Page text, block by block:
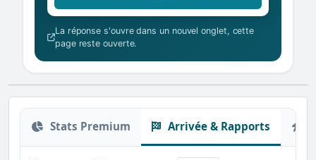
La réponse s'ouvre dans un nouvel onglet, cette
page reste ouverte.
Stats Premium Arrivée & Rapports